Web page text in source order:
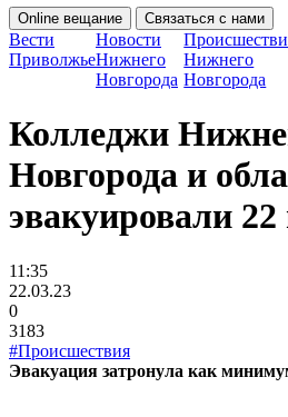
Online вещание Связаться с нами
Вести
Приволжье
Новости
Нижнего
Новгорода
Нижнего
Новгорода
Колледжи
Новгорода и
эвакуировали
11:35
22.03.23
0
3183
#Происшествия
Эвакуация затронула как